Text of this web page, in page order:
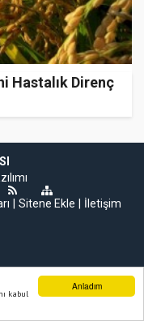
Anladım
kabul
Hastalık Direnç
Sitene Ekle İletişim